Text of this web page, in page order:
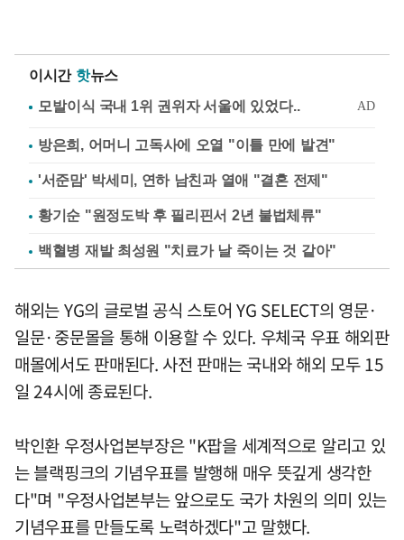
이시간 핫뉴스
방은희, 어머니 고독사에 오열 "이틀 만에 발견"
'서준맘' 박세미, 연하 남친과 열애 "결혼 전제"
황기순 "원정도박 후 필리핀서 2년 불법체류"
백혈병 재발 최성원 "치료가 날 죽이는 것 같아"
해외는 YG의 글로벌 공식 스토어 YG SELECT의 영문·
일문·중문몰을 통해 이용할 수 있다. 우체국 우표 해외판
매몰에서도 판매된다. 사전 판매는 국내와 해외 모두 15
일 24시에 종료된다.
박인환 우정사업본부장은 "K팝을 세계적으로 알리고 있
는 블랙핑크의 기념우표를 발행해 매우 뜻깊게 생각한
다"며 "우정사업본부는 앞으로도 국가 차원의 의미 있는
기념우표를 만들도록 노력하겠다"고 말했다.